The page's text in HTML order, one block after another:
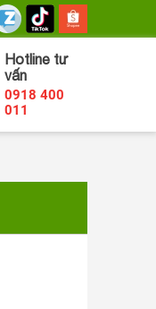
Hotline tư
vấn
0918 400
011